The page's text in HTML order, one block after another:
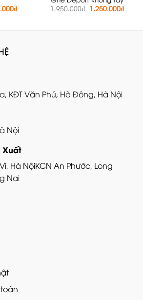
₫Giá
hiện
1.950.000₫ Giá
gốc
1.250.000₫Giá
hiện
KĐT Văn Phú, Hà Đông, Hà Nội
Nội
Xuất
Hà NộiKCN An Phước, Long
Nai